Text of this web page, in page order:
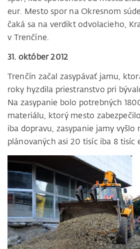
eur. Mesto spor na Okresnom
čaká sa na verdikt odvolacieho,
v Trenčíne.
31. október 2012
Trenčín začal zasypávať jamu,
roky hyzdila priestranstvo pri
Na zasypanie bolo potrebných
materiálu, ktorý mesto
iba dopravu, zasypanie jamy vyšlo
plánovaných asi 20 tisíc iba 8 tisíc